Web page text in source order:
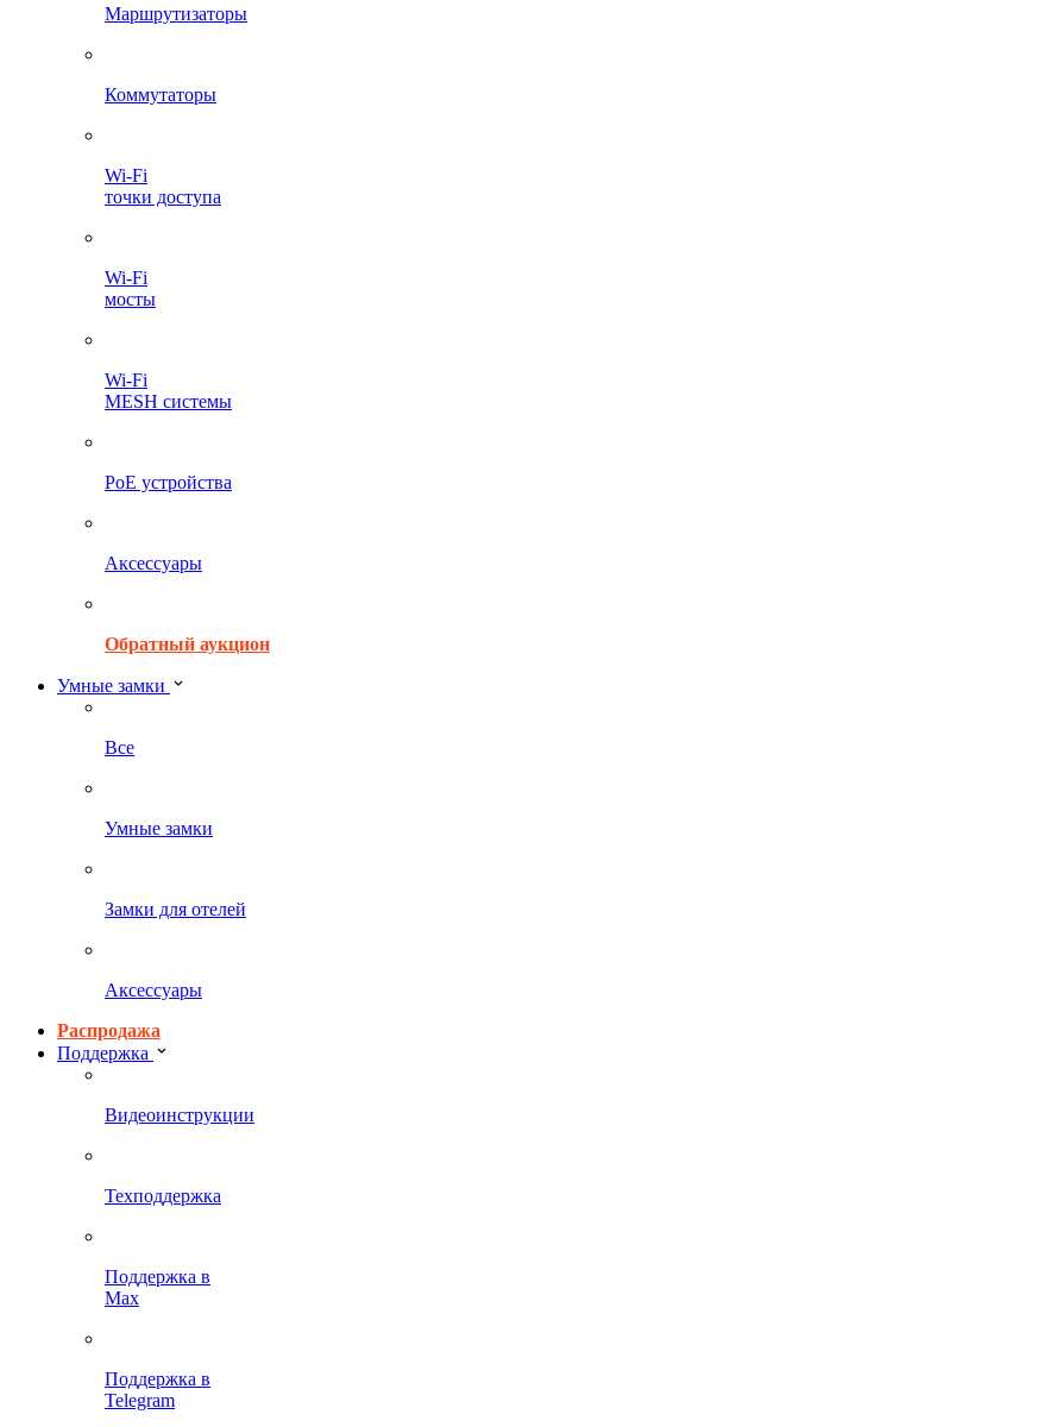
Маршрутизаторы
Коммутаторы
Wi-Fi
точки доступа
Wi-Fi
мосты
Wi-Fi
MESH системы
PoE устройства
Аксессуары
Обратный аукцион
Умные замки
Все
Умные замки
Замки для отелей
Аксессуары
Распродажа
Поддержка
Видеоинструкции
Техподдержка
Поддержка в
Max
Поддержка в
Telegram